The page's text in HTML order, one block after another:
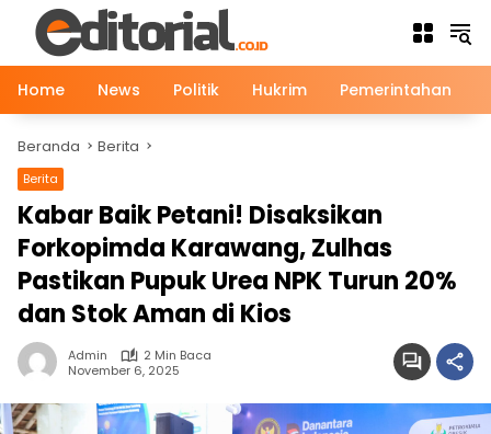
Langsung
konten
Home
News Politik Hukrim Pemerintahan
Beranda Berita
Berita
Kabar Baik Petani! Disaksikan
Forkopimda Karawang, Zulhas
Pastikan Pupuk Urea NPK Turun 20%
dan Stok Aman di Kios
Admin
2 Min Baca
November 6, 2025